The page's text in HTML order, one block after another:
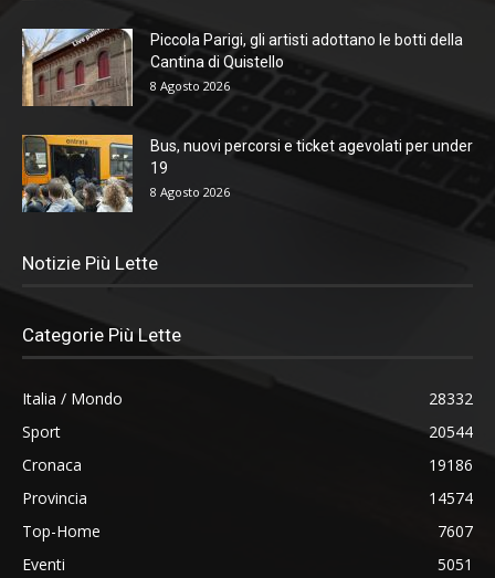
Piccola Parigi, gli artisti adottano le botti della
Cantina di Quistello
8 Agosto 2026
Bus, nuovi percorsi e ticket agevolati per under
19
8 Agosto 2026
Notizie Più Lette
Categorie Più Lette
Italia / Mondo
28332
Sport
20544
Cronaca
19186
Provincia
14574
Top-Home
7607
Eventi
5051